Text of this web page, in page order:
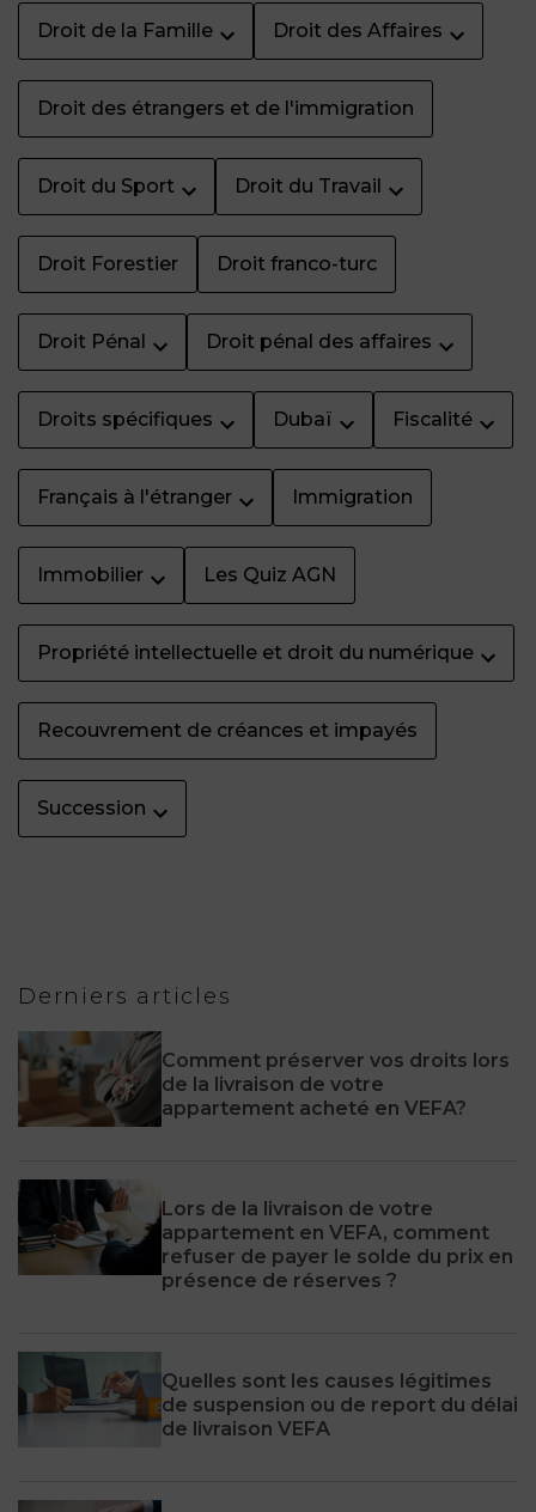
Droit de la Famille Droit des Affaires
Droit des étrangers et de l'immigration
Droit du Sport Droit du Travail
Droit Forestier Droit franco-turc
Droit Pénal Droit pénal des affaires
Droits spécifiques Dubaï Fiscalité
Français à l'étranger Immigration
Immobilier Les Quiz AGN
Propriété intellectuelle et droit du numérique
Recouvrement de créances et impayés
Succession
Derniers articles
Comment préserver vos droits lors
de la livraison de votre
appartement acheté en VEFA?
Lors de la livraison de votre
appartement en VEFA, comment
refuser de payer le solde du prix en
présence de réserves ?
Quelles sont les causes légitimes
de suspension ou de report du délai
de livraison VEFA